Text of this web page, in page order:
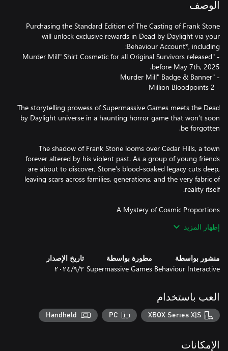
الوصف
Purchasing the Standard Edition of The Casting of Frank Stone
will unlock exclusive rewards in Dead by Daylight via your
- "Murder Mill" Shirt Cosmetic for all Original Survivors released
The storytelling prowess of Supermassive Games meets the Dead
by Daylight universe in a haunting horror game that won’t soon
The shadow of Frank Stone looms over Cedar Hills, a town
forever altered by his violent past. As a group of young friends
are about to discover, Stone’s blood-soaked legacy cuts deep,
leaving scars across families, generations, and the very fabric of
sadistic killer spawn horrors beyond comprehension. Delve into
Every decision you make shapes the story and impacts the fate of
the characters within it. Brimming with emotional gut-punches
and high-stakes horror, discover how a simple decision can
إظهار المزيد
منشور بواسطة
Behaviour Interactive
مطورة بواسطة
Supermassive Games
تاريخ الإصدار
٣‏/٩‏/٢٠٢٤
العب باستخدام
XBOX Series X|S
PC
Handheld
الإمكانات